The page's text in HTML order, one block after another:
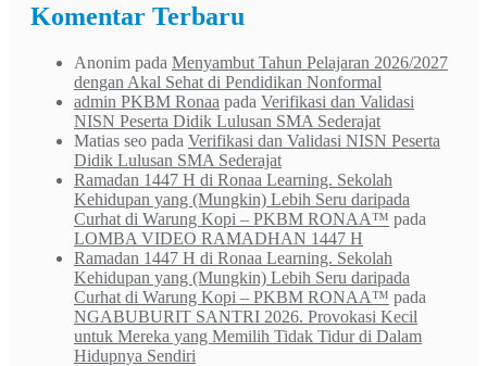
Komentar Terbaru
Anonim pada Menyambut Tahun Pelajaran 2026/2027
dengan Akal Sehat di Pendidikan Nonformal
admin PKBM Ronaa pada Verifikasi dan Validasi
NISN Peserta Didik Lulusan SMA Sederajat
Matias seo pada Verifikasi dan Validasi NISN Peserta
Didik Lulusan SMA Sederajat
Ramadan 1447 H di Ronaa Learning. Sekolah
Kehidupan yang (Mungkin) Lebih Seru daripada
Curhat di Warung Kopi – PKBM RONAA™ pada
LOMBA VIDEO RAMADHAN 1447 H
Ramadan 1447 H di Ronaa Learning. Sekolah
Kehidupan yang (Mungkin) Lebih Seru daripada
Curhat di Warung Kopi – PKBM RONAA™ pada
NGABUBURIT SANTRI 2026. Provokasi Kecil
untuk Mereka yang Memilih Tidak Tidur di Dalam
Hidupnya Sendiri